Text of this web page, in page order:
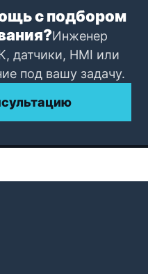
с подбором
Инженер
датчики, HMI или
под вашу задачу.